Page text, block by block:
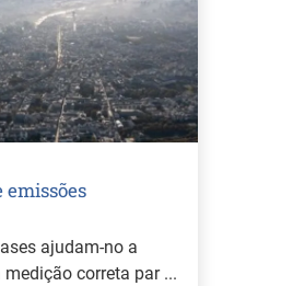
emissões
ajudam-no a
correta par ...